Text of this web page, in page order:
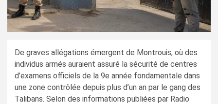
De graves allégations émergent de Montrouis, où des
individus armés auraient assuré la sécurité de centres
d’examens officiels de la 9e année fondamentale dans
une zone contrôlée depuis plus d’un an par le gang des
Talibans. Selon des informations publiées par Radio